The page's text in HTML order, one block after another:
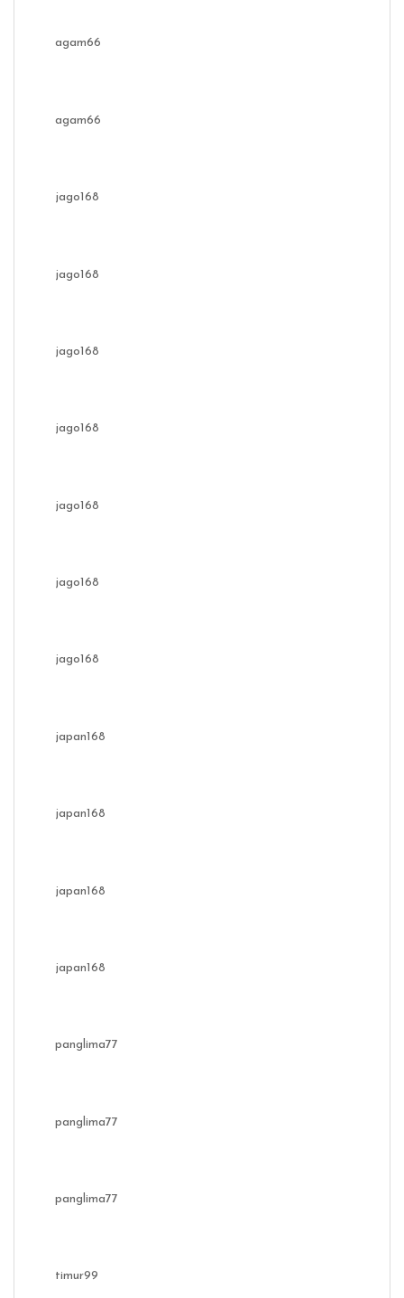
agam66
agam66
jago168
jago168
jago168
jago168
jago168
jago168
jago168
japan168
japan168
japan168
japan168
panglima77
panglima77
panglima77
timur99